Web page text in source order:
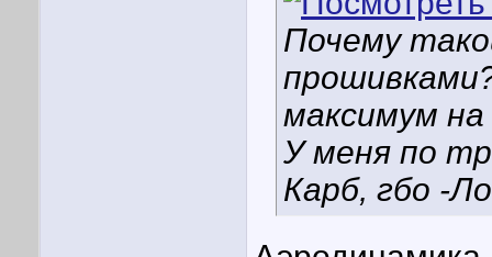
Почему
максимум
У меня по
Карб, гбо -